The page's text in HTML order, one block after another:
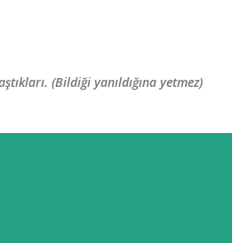
(Bildiği yanıldığına yetmez)